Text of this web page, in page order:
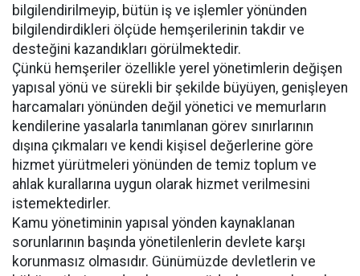
bilgilendirilmeyip, bütün iş ve işlemler yönünden
bilgilendirdikleri ölçüde hemşerilerinin takdir ve
desteğini kazandıkları görülmektedir.
Çünkü hemşeriler özellikle yerel yönetimlerin değişen
yapısal yönü ve sürekli bir şekilde büyüyen, genişleyen
harcamaları yönünden değil yönetici ve memurların
kendilerine yasalarla tanımlanan görev sınırlarının
dışına çıkmaları ve kendi kişisel değerlerine göre
hizmet yürütmeleri yönünden de temiz toplum ve
ahlak kurallarına uygun olarak hizmet verilmesini
istemektedirler.
Kamu yönetiminin yapısal yönden kaynaklanan
sorunlarının başında yönetilenlerin devlete karşı
korunmasız olmasıdır. Günümüzde devletlerin ve